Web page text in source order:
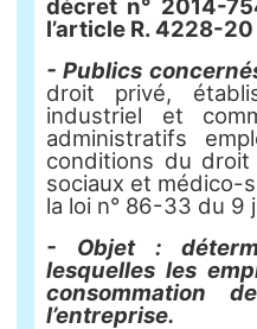
décret n° 2014-
l’article R. 4228-
- Publics
droit privé,
industriel et
administratifs
conditions du
sociaux et médico-
la loi n° 86-33 du 9
- Objet :
lesquelles les
consommation
l’entreprise.